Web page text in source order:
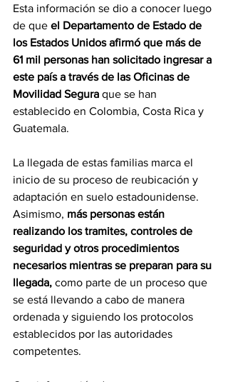
Esta información se dio a conocer luego
de que el Departamento de Estado de
los Estados Unidos afirmó que más de
61 mil personas han solicitado ingresar a
este país a través de las Oficinas de
Movilidad Segura que se han
establecido en Colombia, Costa Rica y
Guatemala.
La llegada de estas familias marca el
inicio de su proceso de reubicación y
adaptación en suelo estadounidense.
Asimismo, más personas están
realizando los tramites, controles de
seguridad y otros procedimientos
necesarios mientras se preparan para su
llegada, como parte de un proceso que
se está llevando a cabo de manera
ordenada y siguiendo los protocolos
establecidos por las autoridades
competentes.